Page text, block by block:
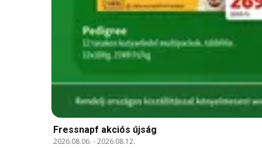
Fressnapf akciós újság
2026.08.06. -2026.08.12.